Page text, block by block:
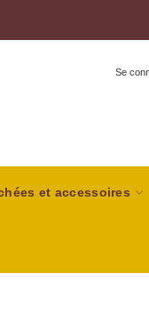
Se
et accessoires